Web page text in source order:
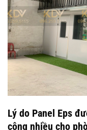
Lý do Panel Eps
công nhiều cho